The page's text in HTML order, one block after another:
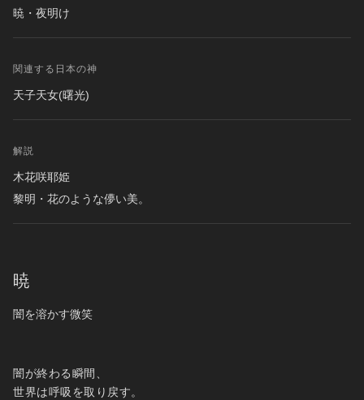
暁・夜明け
関連する日本の神
天子天女(曙光)
解説
木花咲耶姫
黎明・花のような儚い美。
暁
闇を溶かす微笑
闇が終わる瞬間、
世界は呼吸を取り戻す。